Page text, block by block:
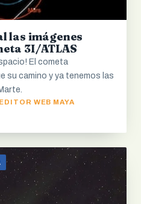
las imágenes
3I/ATLAS
El cometa
su camino y ya tenemos las
WEB MAYA